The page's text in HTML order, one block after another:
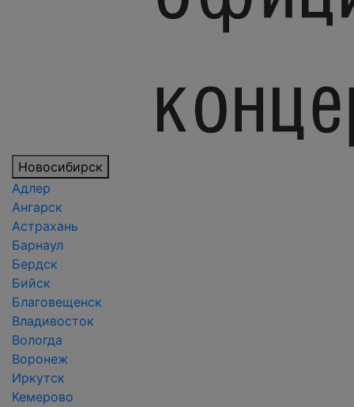
Новосибирск
Адлер
Ангарск
Астрахань
Барнаул
Бердск
Бийск
Благовещенск
Владивосток
Вологда
Воронеж
Иркутск
Кемерово